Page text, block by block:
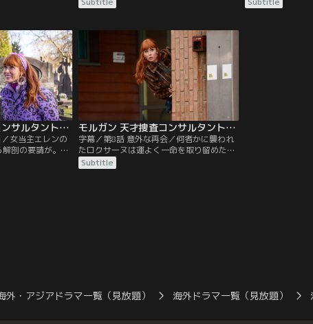
ジルの家に避難
んな中、ある女
。しかし彼女の
きに行くと被害
オペレーターの実習中、女性が撃たれるの
を訪ねると、出てきた女性は通報などして
いないと言い、通報した際に使用した携帯
電話もなくしていた。
さらに牧場から
モルガン 天才捜査コンサルタントの殺人事件簿 シーズン2 第07話／字幕
女当主エレンの
剖の要請が。遺
遺体がなくなっ
たエレンは亡く
モルガン 天才捜査コンサルタントの殺人事件簿 シーズン2 第08話（最終話）／字幕
字幕／第8話 意外な再会／何者かに襲われ
たロクサーヌは運よく一命を取り留めた。
ロマンについての調査を引き継いだカラデ
ックとモルガンは、ロマンの解剖医を訪ね
Subtitle
外・アジアドラマ一覧（見放題） 海外ドラマ一覧（見放題）